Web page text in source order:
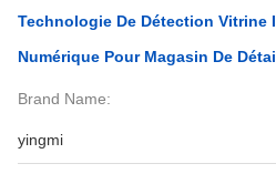
Technologie De Détection Vitrine
Numérique Pour Magasin De
Brand Name:
yingmi